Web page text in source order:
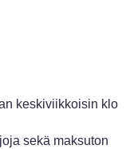
keskiviikkoisin klo
sekä maksuton